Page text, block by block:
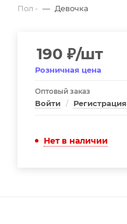
Пол - — Девочка
190 ₽/шт
Розничная цена
Оптовый заказ
Войти / Регистрация
Нет в наличии